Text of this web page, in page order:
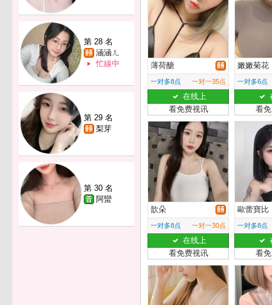
第 28 名
涵涵ㄦ
忙線中
第 29 名
梨芽
第 30 名
阿蠻
薄荷醣
一对多8点 一对一35点
在线上
看免费视讯
嫩嫩菊花
一对多6点
看
歆朵
一对多8点 一对一30点
在线上
看免费视讯
歐蕾寶比
一对多8点
看